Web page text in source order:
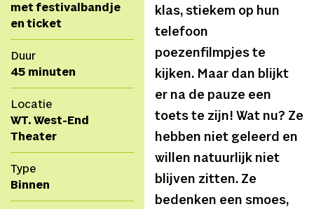
met festivalbandje
en ticket
Duur
45 minuten
Locatie
WT. West-End
Theater
Type
Binnen
klas, stiekem op hun
telefoon
poezenfilmpjes te
kijken. Maar dan blijkt
er na de pauze een
toets te zijn! Wat nu? Ze
hebben niet geleerd en
willen natuurlijk niet
blijven zitten. Ze
bedenken een smoes,